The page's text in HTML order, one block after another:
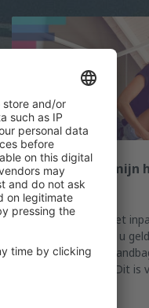
Hoe moet ik mijn
inpakken?
De regels voor het
handbagage Wilt u
reizen? Pak uw
juiste manier in! Dit is